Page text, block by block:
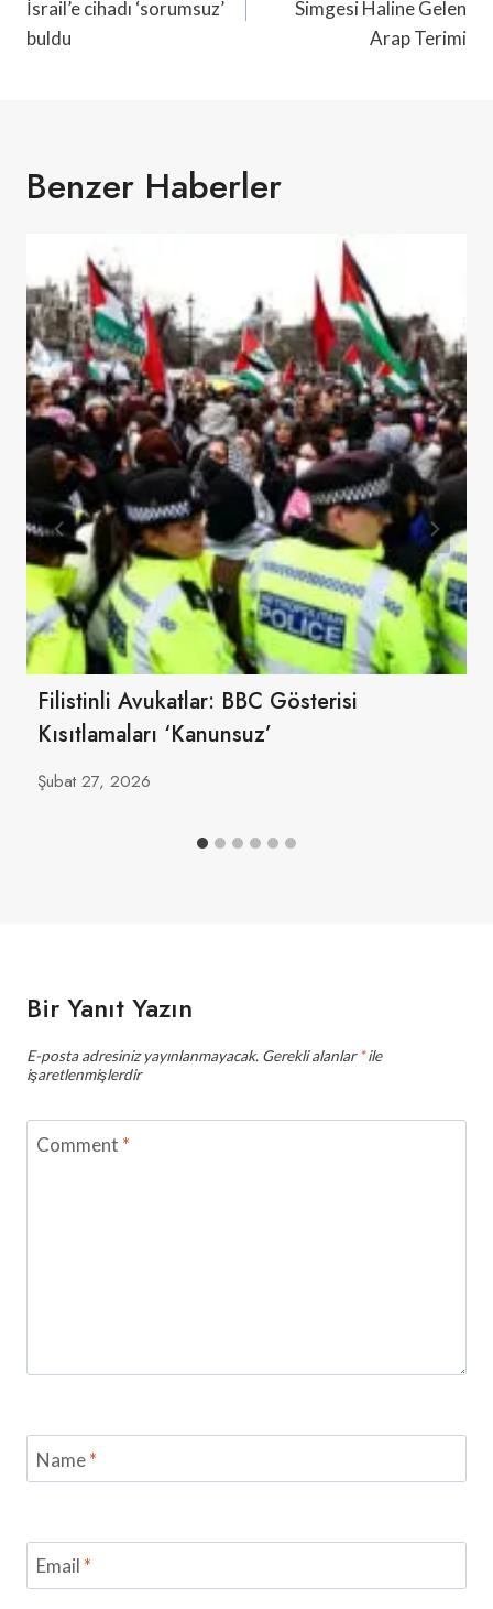
İsrail’e cihadı ‘sorumsuz’
buldu
Simgesi Haline Gelen
Arap Terimi
Benzer Haberler
Filistinli Avukatlar: BBC Gösterisi
Kısıtlamaları ‘Kanunsuz’
Şubat 27, 2026
Bir Yanıt Yazın
E-posta adresiniz yayınlanmayacak. Gerekli alanlar*ile
işaretlenmişlerdir
Comment *
Name*
Email *